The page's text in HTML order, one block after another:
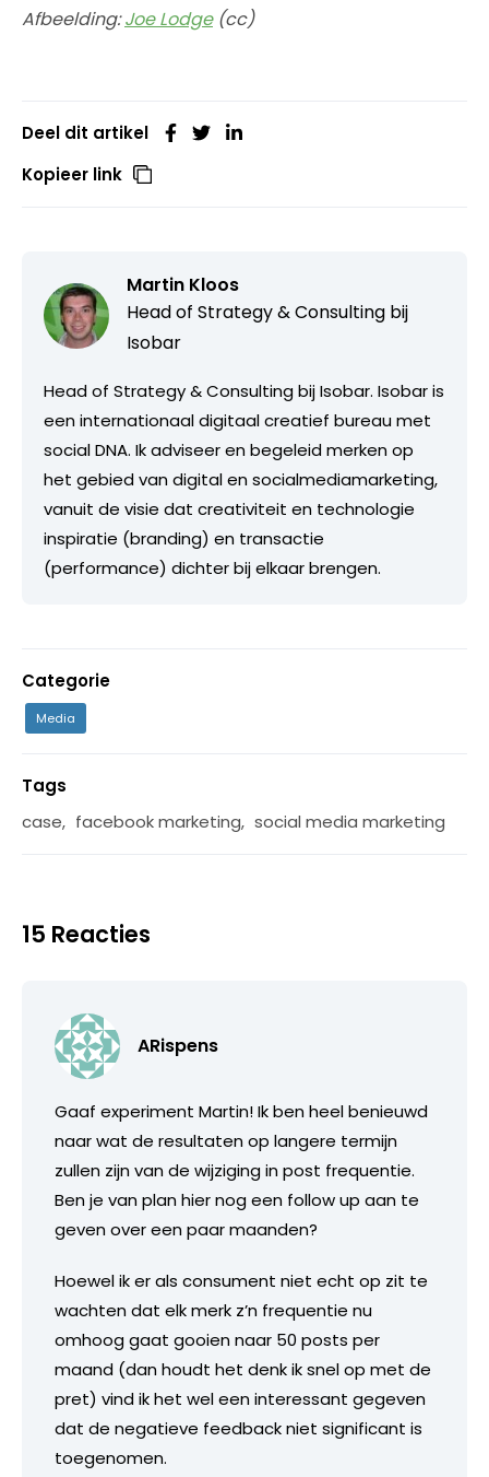
Afbeelding:Joe Lodge(cc)
Deel dit artikel
Kopieer link
Martin Kloos
Head of Strategy & Consulting bij
Isobar
Head of Strategy & Consulting bij Isobar. Isobar is
een internationaal digitaal creatief bureau met
social DNA. Ik adviseer en begeleid merken op
het gebied van digital en socialmediamarketing,
vanuit de visie dat creativiteit en technologie
inspiratie (branding) en transactie
(performance) dichter bij elkaar brengen.
Categorie
Media
Tags
case, facebook marketing, social media marketing
15 Reacties
ARispens
Gaaf experiment Martin! Ik ben heel benieuwd
naar wat de resultaten op langere termijn
zullen zijn van de wijziging in post frequentie.
Ben je van plan hier nog een follow up aan te
geven over een paar maanden?
Hoewel ik er als consument niet echt op zit te
wachten dat elk merk z’n frequentie nu
omhoog gaat gooien naar 50 posts per
maand (dan houdt het denk ik snel op met de
pret) vind ik het wel een interessant gegeven
dat de negatieve feedback niet significant is
toegenomen.